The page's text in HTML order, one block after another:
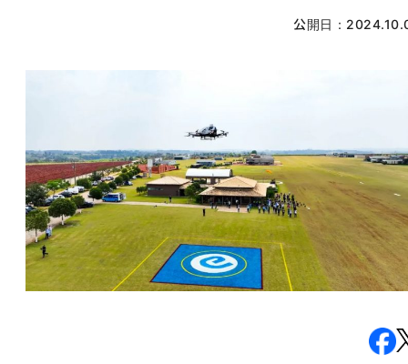
公開日：